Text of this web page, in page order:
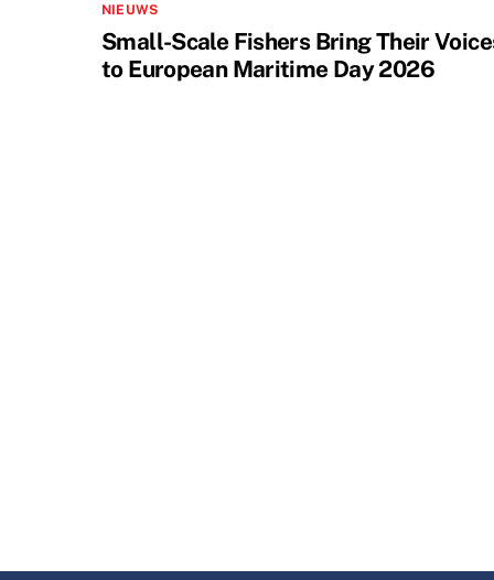
NIEUWS
Small-Scale Fishers Bring Their
to European Maritime Day 2026